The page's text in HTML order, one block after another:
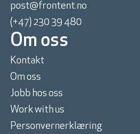
post@frontent.no
(+47) 230 39 480
Om oss
Kontakt
Om oss
Jobb hos oss
Work with us
Personvernerklæring